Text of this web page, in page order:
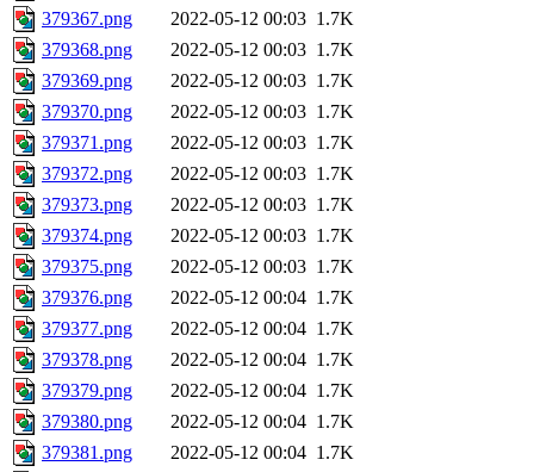
379367.png
2022-05-12 00:03 1.7K
379368.png
2022-05-12 00:03 1.7K
379369.png
2022-05-12 00:03 1.7K
379370.png
2022-05-12 00:03 1.7K
379371.png
2022-05-12 00:03 1.7K
379372.png
2022-05-12 00:03 1.7K
379373.png
2022-05-12 00:03 1.7K
379374.png
2022-05-12 00:03 1.7K
379375.png
2022-05-12 00:03 1.7K
379376.png
2022-05-12 00:04 1.7K
379377.png
2022-05-12 00:04 1.7K
379378.png
2022-05-12 00:04 1.7K
379379.png
2022-05-12 00:04 1.7K
379380.png
2022-05-12 00:04 1.7K
379381.png
2022-05-12 00:04 1.7K